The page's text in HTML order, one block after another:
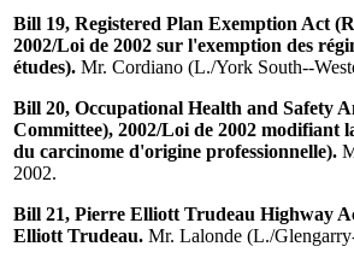
Bill 19, Registered Plan Exemption Act
2002/Loi de 2002 sur l'exemption des
études). Mr. Cordiano (L./York South--
Bill 20, Occupational Health and Safety
Committee), 2002/Loi de 2002 modifiant
du carcinome d'origine professionnelle).
2002.
Bill 21, Pierre Elliott Trudeau Highway
Elliott Trudeau. Mr. Lalonde (L./